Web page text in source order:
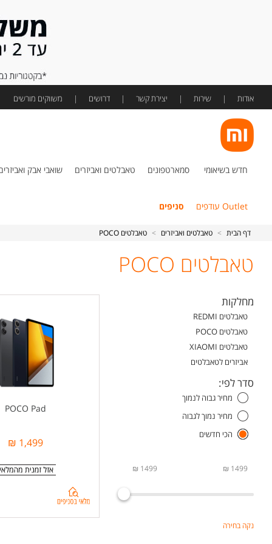
אודות שירות יצירת קשר דרושים משווקים מורשים
חדש בשיאומי סמארטפונים טאבלטים ואביזרים שואבי אבק
Outlet עודפים סניפים
דף הבית > טאבלטים ואביזרים > טאבלטים POCO
טאבלטים POCO
מחלקות
טאבלטים REDMI
טאבלטים POCO
טאבלטים XIAOMI
אביזרים לטאבלטים
סדר לפי:
מחיר גבוה לנמוך
מחיר נמוך לגבוה
הכי חדשים
1499 ₪
1499 ₪
נקה בחירה
POCO Pad
1,499 ₪
מלאי
בסניפים